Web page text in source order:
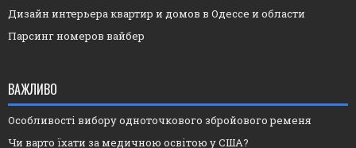
Дизайн интерьера квартир и домов в Одессе и области
Парсинг номеров вайбер
ВАЖЛИВО
Особливості вибору одноточкового збройового ременя
Чи варто їхати за медичною освітою у США?